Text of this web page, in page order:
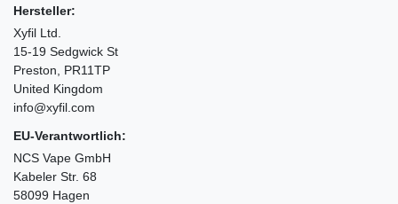
Hersteller:
Xyfil Ltd.
15-19 Sedgwick St
Preston, PR11TP
United Kingdom
info@xyfil.com
EU-Verantwortlich:
NCS Vape GmbH
Kabeler Str. 68
58099 Hagen